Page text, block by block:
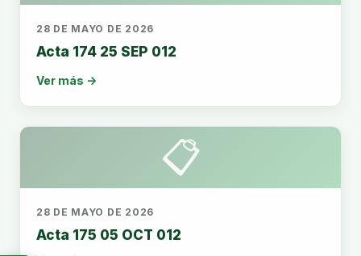
28 DE MAYO DE 2026
Acta 174 25 SEP 012
Ver más →
📋
28 DE MAYO DE 2026
Acta 175 05 OCT 012